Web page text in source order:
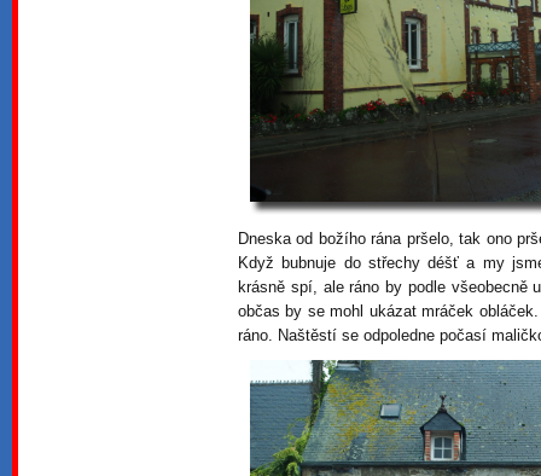
Dneska od božího rána pršelo, tak ono
Když bubnuje do střechy déšť a my
krásně spí, ale ráno by podle všeobecně
občas by se mohl ukázat mráček
ráno. Naštěstí se odpoledne počasí